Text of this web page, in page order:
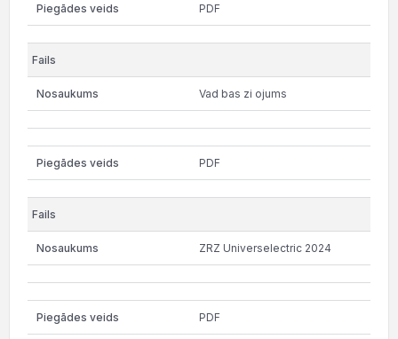
PDF
Vad bas zi ojums
PDF
ZRZ Universelectric 2024
PDF